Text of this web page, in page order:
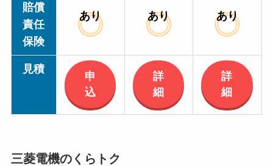
賠償
責任
保険
あり あり あり
見積
申
込
詳
細
詳
細
三菱電機のくらトク